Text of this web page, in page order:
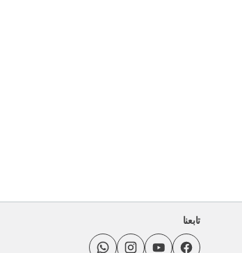
تابعنا